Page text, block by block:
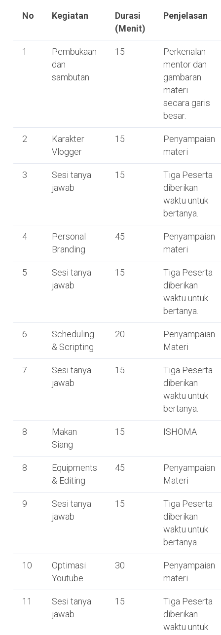
No Kegiatan
Durasi
(Menit)
Penjelasan
1
Pembukaan
dan
sambutan
15
Perkenalan
mentor dan
gambaran
materi
secara garis
besar.
2
Karakter
Vlogger
15
Penyampaian
materi
3
Sesi tanya
jawab
15
Tiga Peserta
diberikan
waktu untuk
bertanya.
4
Personal
Branding
45
Penyampaian
materi
5
Sesi tanya
jawab
15
Tiga Peserta
diberikan
waktu untuk
bertanya.
6
Scheduling
& Scripting
20
Penyampaian
Materi
7
Sesi tanya
jawab
15
Tiga Peserta
diberikan
waktu untuk
bertanya.
8
Makan
Siang
15 ISHOMA
8
Equipments
& Editing
45
Penyampaian
Materi
9
Sesi tanya
jawab
15
Tiga Peserta
diberikan
waktu untuk
bertanya.
10
Optimasi
Youtube
30
Penyampaian
materi
11
Sesi tanya
jawab
15
Tiga Peserta
diberikan
waktu untuk